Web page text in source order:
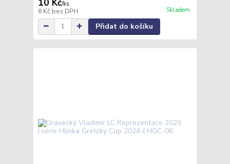
/ks
8 Kč bez DPH Skladem
Přidat do košíku